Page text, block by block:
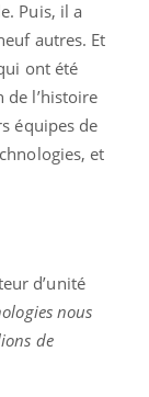
Puis, il a
autres. Et
ont été
de l’histoire
équipes de
et
d’unité
nous
de